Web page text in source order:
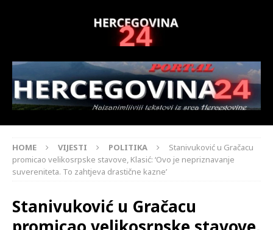
HOME VIJESTI POLITIKA
Stanivuković u Gračacu
promicao velikosrpske stavove, Klasić: ‘Ovo je nepriznavanje
suvereniteta. To zahtjeva drastične kazne’
Stanivuković u Gračacu